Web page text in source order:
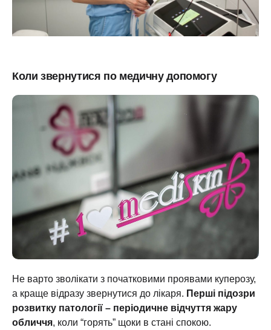
Коли звернутися по медичну допомогу
Не варто зволікати з початковими проявами куперозу,
а краще відразу звернутися до лікаря. Перші підозри
розвитку патології – періодичне відчуття жару
обличчя, коли “горять” щоки в стані спокою.